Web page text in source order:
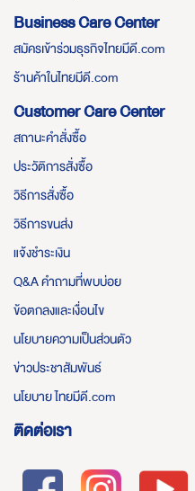
Business Care Center
สมัครเข้าร่วมธุรกิจไทยมีดี.com
ร้านค้าในไทยมีดี.com
Customer Care Center
สถานะคำสั่งซื้อ
ประวัติการสั่งซื้อ
วิธีการสั่งซื้อ
วิธีการขนส่ง
แจ้งชำระเงิน
Q&A คำถามที่พบบ่อย
ข้อตกลงและเงื่อนไข
นโยบายความเป็นส่วนตัว
ข่าวประชาสัมพันธ์
นโยบาย ไทยมีดี.com
ติดต่อเรา